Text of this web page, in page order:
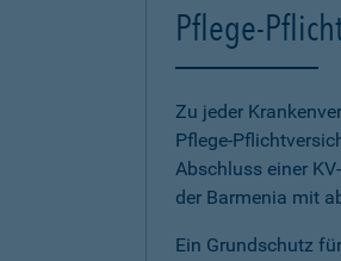
Pflege-
Zu jeder
Pflege-
Abschluss einer
der Barmenia mit
Ein Grundschutz